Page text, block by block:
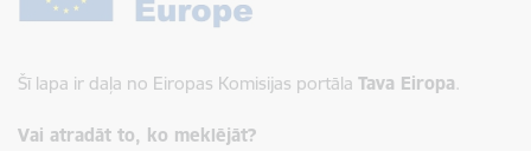
Šī lapa ir daļa no Eiropas Komisijas portāla Tava Eiropa.
Vai atradāt to, ko meklējāt?